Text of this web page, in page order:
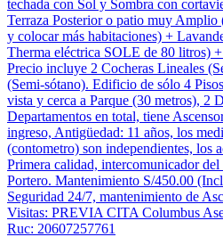
techada con Sol y Sombra con
Terraza Posterior o patio muy Amplio
y colocar más habitaciones) +
Therma eléctrica SOLE de 80 litros)
Precio incluye 2 Cocheras Lineales
(Semi-sótano). Edificio de sólo 4
vista y cerca a Parque (30 metros), 2
Departamentos en total, tiene
ingreso, Antigüedad: 11 años, los
(contometro) son independientes, los
Primera calidad, intercomunicador
Portero. Mantenimiento S/450.00
Seguridad 24/7, mantenimiento de
Visitas: PREVIA CITA Columbus
Ruc: 20607257761